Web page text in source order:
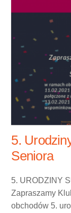
5.
Seniora
5. URODZINY
Zapraszamy
obchodów 5.